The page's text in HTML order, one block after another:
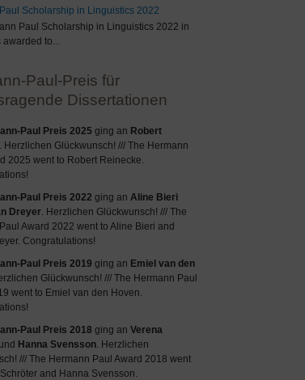
Scholarship in Linguistics 2022
Paul Scholarship in Linguistics 2022 in
awarded to...
Paul-Preis für
Dissertationen
Paul Preis 2025 ging an Robert
. Herzlichen Glückwunsch! /// The Hermann
2025 went to Robert Reinecke.
Paul Preis 2022 ging an Aline Bieri
Dreyer. Herzlichen Glückwunsch! /// The
Award 2022 went to Aline Bieri and
Congratulations!
Paul Preis 2019 ging an Emiel van den
Glückwunsch! /// The Hermann Paul
went to Emiel van den Hoven.
Paul Preis 2018 ging an Verena
und Hanna Svensson. Herzlichen
/// The Hermann Paul Award 2018 went
and Hanna Svensson.